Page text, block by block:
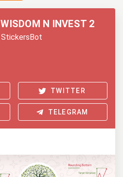
WISDOM N INVEST 2
StickersBot
TWITTER
TELEGRAM